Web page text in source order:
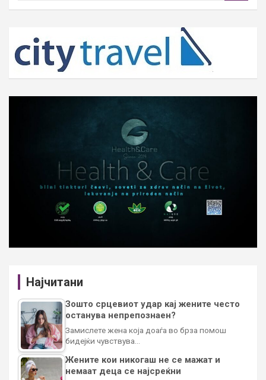
h
Најчитани
Зошто срцевиот удар кај жените често
останува непрепознаен?
Замислете жена која доаѓа во брза помош
бидејќи чувствува…
Жените кои никогаш не се мажат и
немаат деца се најсреќни